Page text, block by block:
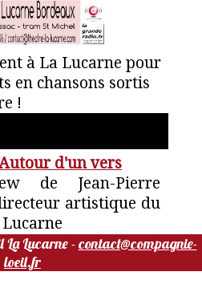
à La Lucarne pour
en chansons sortis
!
d'un vers
de Jean-Pierre
artistique du
La Lucarne -contact@compagnie-
loeil.fr